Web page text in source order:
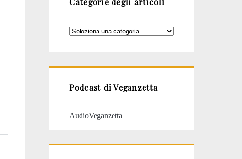
Categorie degli articoli
Categorie
Podcast di Veganzetta
AudioVeganzetta